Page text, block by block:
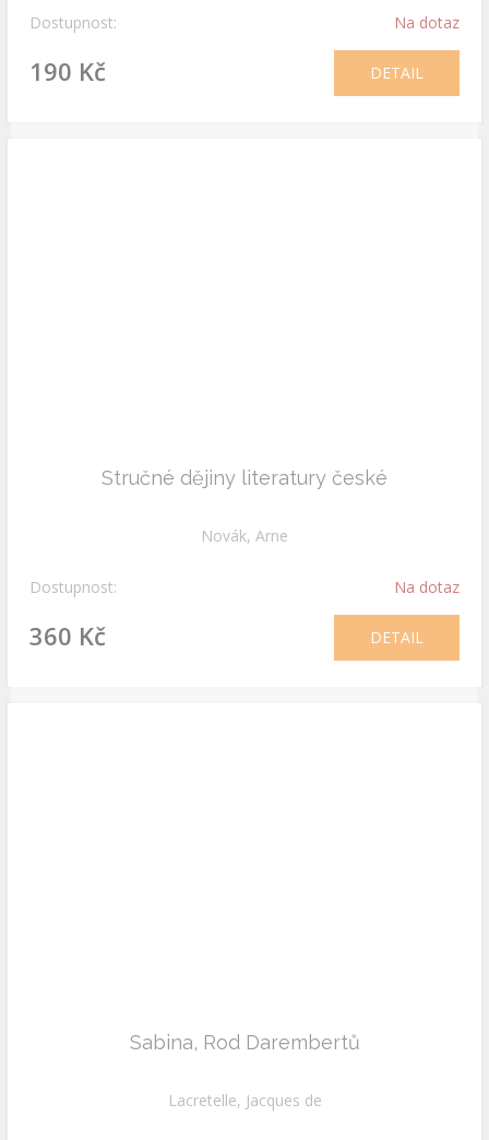
Dostupnost: Na dotaz
190 Kč DETAIL
Stručné dějiny literatury české
Novák, Arne
Dostupnost: Na dotaz
360 Kč DETAIL
Sabina, Rod Darembertů
Lacretelle, Jacques de